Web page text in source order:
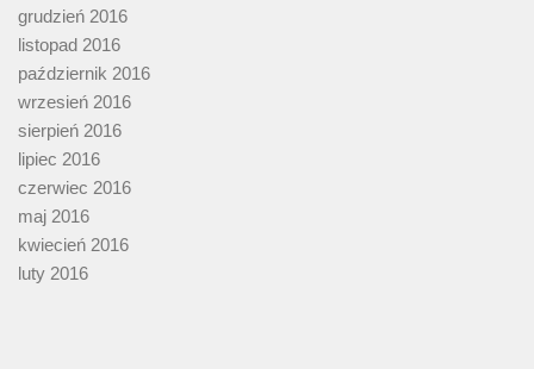
grudzień 2016
listopad 2016
październik 2016
wrzesień 2016
sierpień 2016
lipiec 2016
czerwiec 2016
maj 2016
kwiecień 2016
luty 2016